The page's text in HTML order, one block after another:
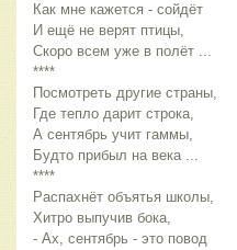
Как мне кажется - сойдёт
И ещё не верят птицы,
Скоро всем уже в полёт ...
****
Посмотреть другие страны,
Где тепло дарит строка,
А сентябрь учит гаммы,
Будто прибыл на века ...
****
Распахнёт объятья школы,
Хитро выпучив бока,
- Ах, сентябрь - это повод